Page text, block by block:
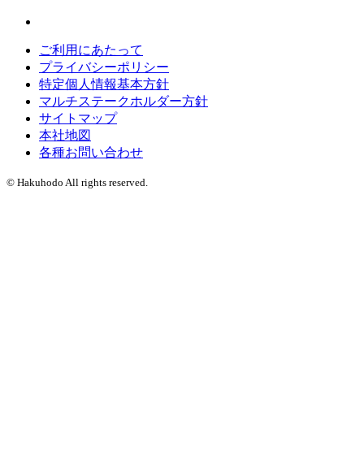
ご利用にあたって
プライバシーポリシー
特定個人情報基本方針
マルチステークホルダー方針
サイトマップ
本社地図
各種お問い合わせ
© Hakuhodo All rights reserved.